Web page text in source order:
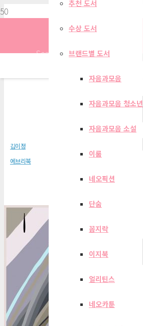
Search
추천 도서
수상 도서
브랜드별 도서
자음과모음
자음과모음 청소년
자음과모음 소설
이룸
네오픽션
단숨
꼼지락
이지북
얼리틴스
네오카툰
김이정
에브리북